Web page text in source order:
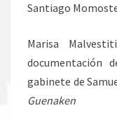
Santiago
Marisa
documentación
gabinete de
Guenaken